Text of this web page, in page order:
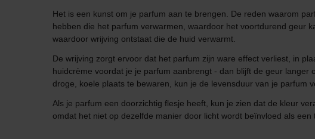
Het is een kunst om je parfum aan te brengen. De reden waarom
hebben die het parfum verwarmen, waardoor het voortdurend geur
waardoor wrijving ontstaat die de huid verwarmt.
De wrijving zorgt ervoor dat het parfum zijn ware effect verliest, in
huidcrème voordat je je parfum aanbrengt - dan blijft de geur
droge, koele plaats te bewaren, kun je de levensduur van je parfum
Als je parfum een doorzichtig flesje heeft, kun je zien dat de kleur
omdat het niet op dezelfde manier door licht wordt beïnvloed als een